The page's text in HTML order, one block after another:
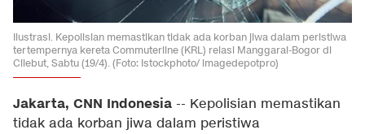
Ilustrasi. Kepolisian memastikan tidak ada korban jiwa dalam peristiwa
tertempernya kereta Commuterline (KRL) relasi Manggarai-Bogor di
Cilebut, Sabtu (19/4). (Foto: Istockphoto/ imagedepotpro)
Jakarta, CNN Indonesia -- Kepolisian memastikan
tidak ada korban jiwa dalam peristiwa